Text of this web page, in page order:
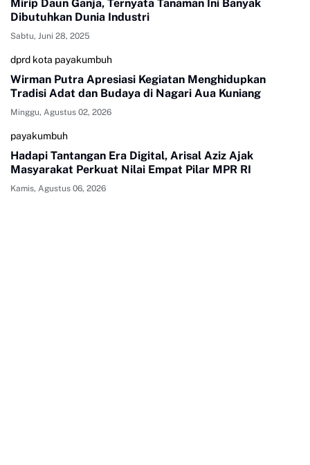
Mirip Daun Ganja, Ternyata Tanaman Ini Banyak
Dibutuhkan Dunia Industri
Sabtu, Juni 28, 2025
dprd kota payakumbuh
Wirman Putra Apresiasi Kegiatan Menghidupkan
Tradisi Adat dan Budaya di Nagari Aua Kuniang
Minggu, Agustus 02, 2026
payakumbuh
Hadapi Tantangan Era Digital, Arisal Aziz Ajak
Masyarakat Perkuat Nilai Empat Pilar MPR RI
Kamis, Agustus 06, 2026